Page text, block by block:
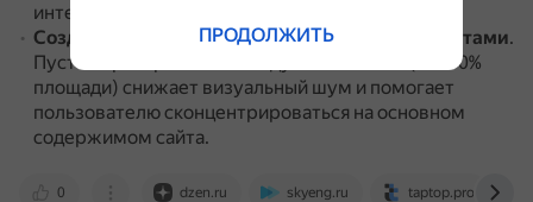
интерфейса.
Создание пустого пространства между элементами.
Пустое пространство между элементами (20–30%
площади) снижает визуальный шум и помогает
пользователю сконцентрироваться на основном
содержимом сайта.
0 dzen.ru skyeng.ru taptop.pro
ПРОДОЛЖИТЬ